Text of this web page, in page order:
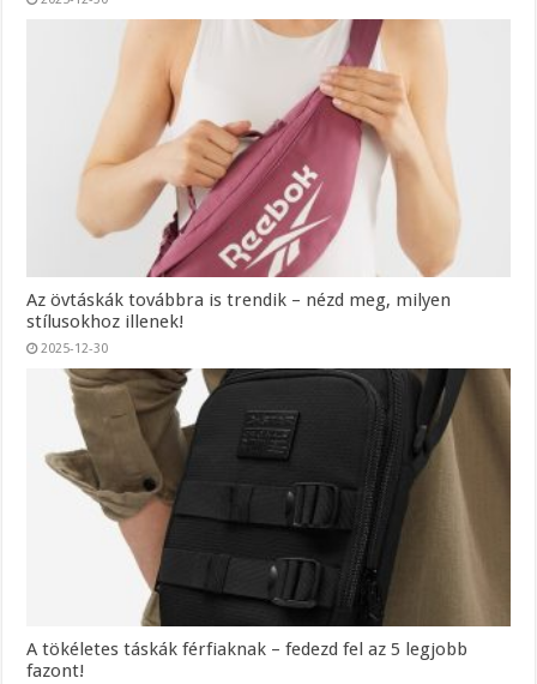
Az övtáskák továbbra is trendik – nézd meg, milyen
stílusokhoz illenek!
2025-12-30
A tökéletes táskák férfiaknak – fedezd fel az 5 legjobb
fazont!